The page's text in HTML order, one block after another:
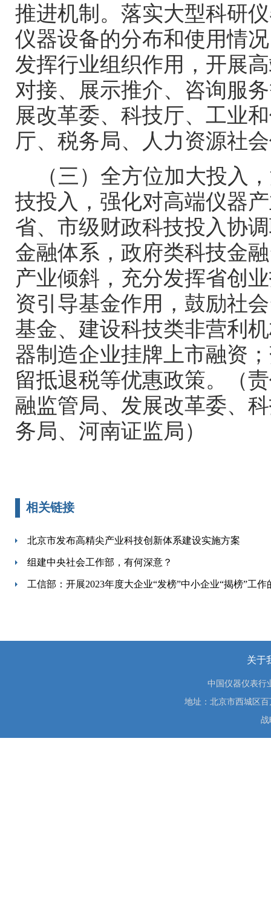
推进机制。落实大型科研
仪器设备的分布和使用情
发挥行业组织作用，开展
对接、展示推介、咨询服
展改革委、科技厅、工业
厅、税务局、人力资源社
（三）全方位加大投入
技投入，强化对高端仪器
省、市级财政科技投入协
金融体系，政府类科技金
产业倾斜，充分发挥省创
资引导基金作用，鼓励社
基金、建设科技类非营利
器制造企业挂牌上市融资
留抵退税等优惠政策。（
融监管局、发展改革委、
务局、河南证监局）
相关链接
北京市发布高精尖产业科技创新体系建设实施方案
组建中央社会工作部，有何深意？
工信部：开展2023年度大企业“发榜”中小企业“揭榜”工作
关于
中国仪器仪表
地址：北京市西城区
战